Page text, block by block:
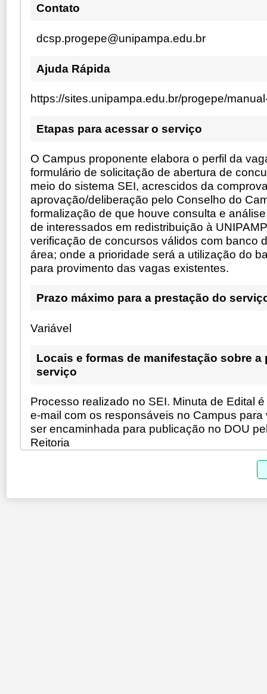
Contato
dcsp.progepe@unipampa.edu.br
Ajuda Rápida
https://sites.unipampa.edu.br/progepe/
Etapas para acessar o serviço
O Campus proponente elabora o perfil da
formulário de solicitação de abertura de
meio do sistema SEI, acrescidos da
aprovação/deliberação pelo Conselho do
formalização de que houve consulta e
de interessados em redistribuição à
verificação de concursos válidos com banco
área; onde a prioridade será a utilização do
para provimento das vagas existentes.
Prazo máximo para a prestação do
Variável
Locais e formas de manifestação sobre a
serviço
Processo realizado no SEI. Minuta de Edital
e-mail com os responsáveis no Campus
ser encaminhada para publicação no DOU
Reitoria